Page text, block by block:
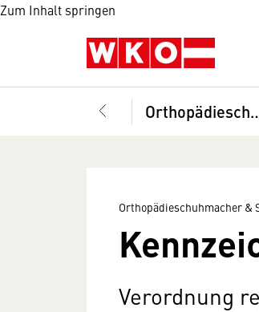
Zum Inhalt springen
Orthopädieschuhmacher &
Verordnung